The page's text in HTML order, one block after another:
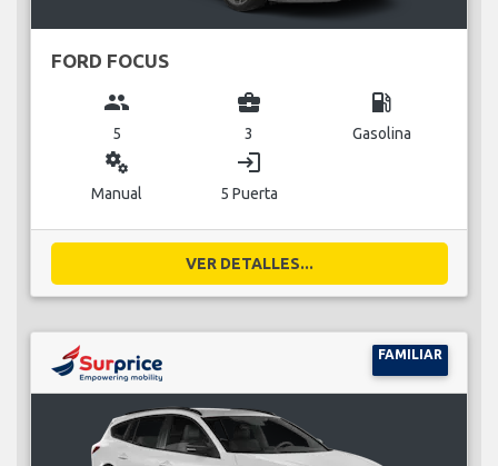
FORD FOCUS
group
5
business_center
3
local_gas_station
Gasolina
miscellaneous_services
Manual
login
5 Puerta
VER DETALLES...
FAMILIAR